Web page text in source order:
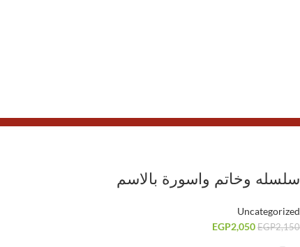
سلسله وخاتم واسورة بالاسم
Uncategorized
EGP2,150
EGP2,050